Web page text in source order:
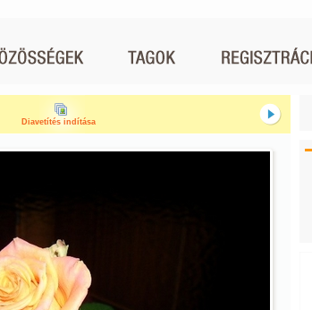
Diavetítés indítása